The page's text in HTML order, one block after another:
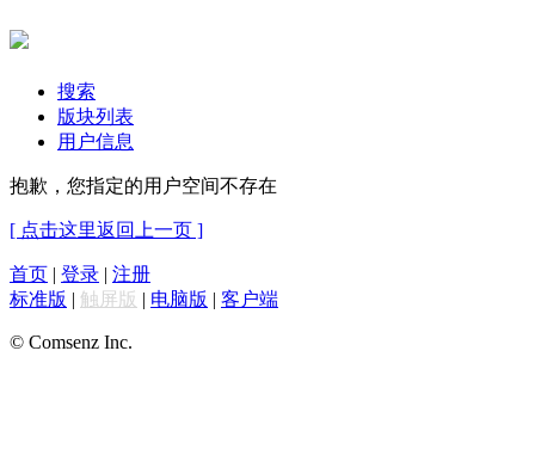
搜索
版块列表
用户信息
抱歉，您指定的用户空间不存在
[ 点击这里返回上一页 ]
首页 | 登录 | 注册
标准版 | 触屏版 | 电脑版 | 客户端
© Comsenz Inc.